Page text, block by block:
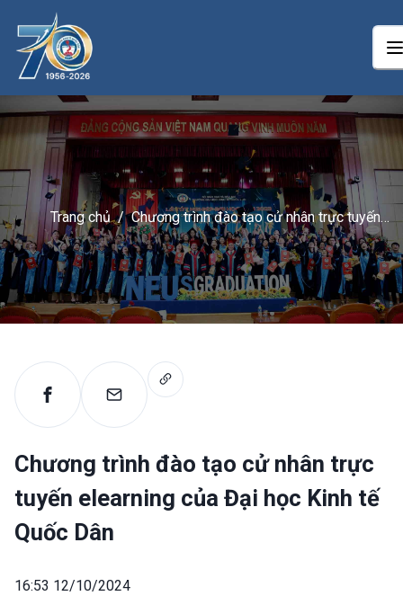
Trang chủ / Chương trình đào tạo cử nhân trực tuyến
elearning của Đại học Kinh tế Quốc Dân
Chương trình đào tạo cử nhân trực
tuyến elearning của Đại học Kinh tế
Quốc Dân
16:53 12/10/2024